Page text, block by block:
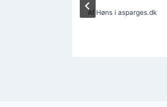
Af Høns i asparges.dk